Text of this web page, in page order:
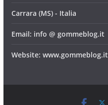
Carrara (MS) - Italia
Email: info @ gommeblog.it
Website: www.gommeblog.it